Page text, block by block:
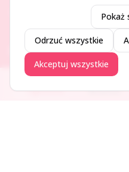
DODAJ I PROMUJ
Dodaj ogłoszenie
Dodaj firmę
Ogłoszenia Aktualności
Pokaż
Odrzuć wszystkie
Akceptuj wszystkie